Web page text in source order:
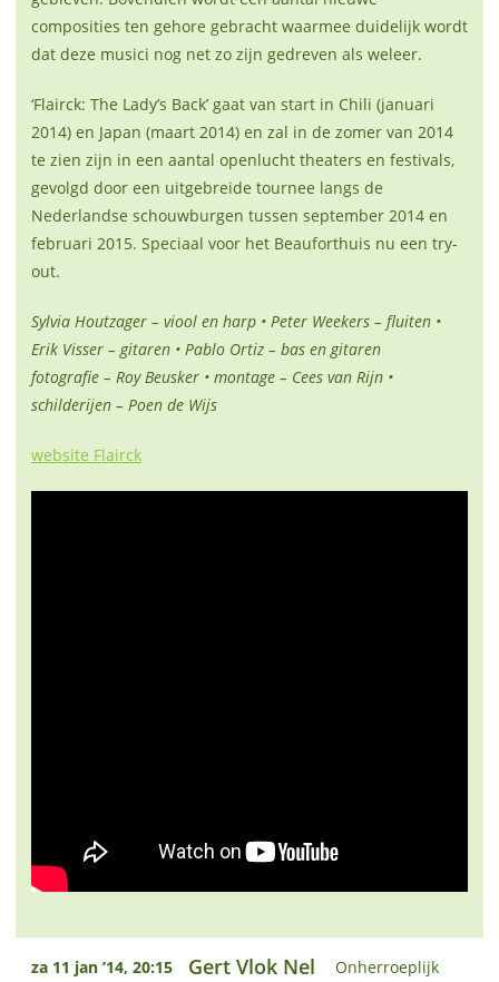
composities ten gehore gebracht waarmee duidelijk wordt
dat deze musici nog net zo zijn gedreven als weleer.
‘Flairck: The Lady’s Back’ gaat van start in Chili (januari
2014) en Japan (maart 2014) en zal in de zomer van 2014
te zien zijn in een aantal openlucht theaters en festivals,
gevolgd door een uitgebreide tournee langs de
Nederlandse schouwburgen tussen september 2014 en
februari 2015. Speciaal voor het Beauforthuis nu een try-
out.
Sylvia Houtzager – viool en harp • Peter Weekers – fluiten •
Erik Visser – gitaren • Pablo Ortiz – bas en gitaren
fotografie – Roy Beusker • montage – Cees van Rijn •
schilderijen – Poen de Wijs
website Flairck
za 11 jan ’14, 20:15 Gert Vlok Nel Onherroeplijk